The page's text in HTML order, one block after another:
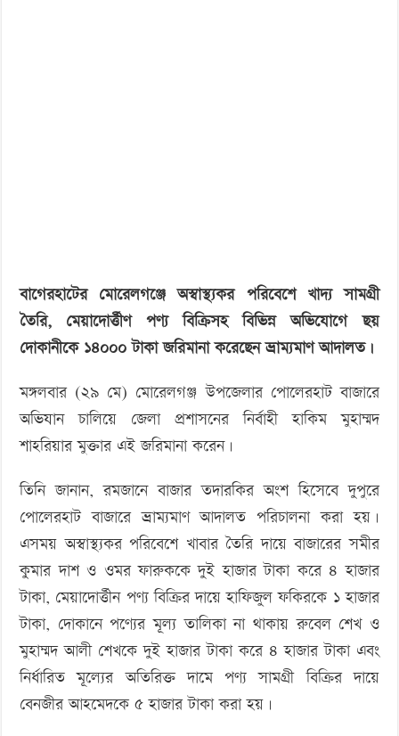
বাগেরহাটের মোরেলগঞ্জে অস্বাস্থ্যকর পরিবেশে খাদ্য সামগ্রী
তৈরি, মেয়াদোর্ত্তীণ পণ্য বিক্রিসহ বিভিন্ন অভিযোগে ছয়
দোকানীকে ১৪০০০ টাকা জরিমানা করেছেন ভ্রাম্যমাণ আদালত।
মঙ্গলবার (২৯ মে) মোরেলগঞ্জ উপজেলার পোলেরহাট বাজারে
অভিযান চালিয়ে জেলা প্রশাসনের নির্বাহী হাকিম মুহাম্মদ
শাহরিয়ার মুক্তার এই জরিমানা করেন।
তিনি জানান, রমজানে বাজার তদারকির অংশ হিসেবে দুপুরে
পোলেরহাট বাজারে ভ্রাম্যমাণ আদালত পরিচালনা করা হয়।
এসময় অস্বাস্থ্যকর পরিবেশে খাবার তৈরি দায়ে বাজারের সমীর
কুমার দাশ ও ওমর ফারুককে দুই হাজার টাকা করে ৪ হাজার
টাকা, মেয়াদোর্ত্তীন পণ্য বিক্রির দায়ে হাফিজুল ফকিরকে ১ হাজার
টাকা, দোকানে পণ্যের মূল্য তালিকা না থাকায় রুবেল শেখ ও
মুহাম্মদ আলী শেখকে দুই হাজার টাকা করে ৪ হাজার টাকা এবং
নির্ধারিত মূল্যের অতিরিক্ত দামে পণ্য সামগ্রী বিক্রির দায়ে
বেনজীর আহমেদকে ৫ হাজার টাকা করা হয়।